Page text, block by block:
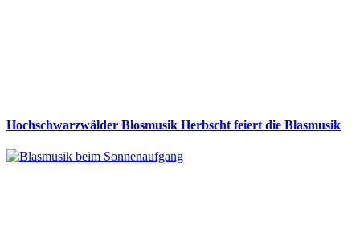
Hochschwarzwälder Blosmusik Herbscht feiert die Blasmusik